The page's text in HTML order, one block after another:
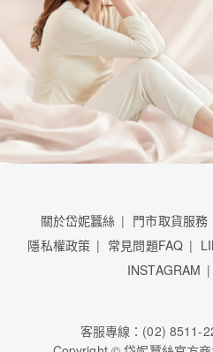
關於岱妮蠶絲 門市取貨服務
隱私權政策
常見問題FAQ
INSTAGRAM
客服專線：(02) 8511-